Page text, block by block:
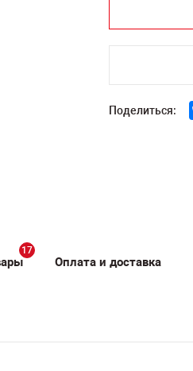
Поделиться:
17
Оплата и доставка